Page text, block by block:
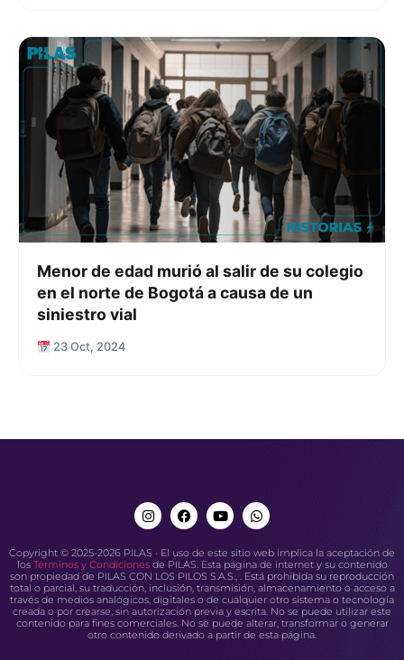
Menor de edad murió al salir de su colegio
en el norte de Bogotá a causa de un
siniestro vial
23 Oct, 2024
Copyright © 2025-2026 PILAS · El uso de este sitio web implica la aceptación de
los Términos y Condicionesde PILAS. Esta página de internet y su contenido
son propiedad de PILAS CON LOS PILOS S.A.S., . Está prohibida su reproducción
total o parcial, su traducción, inclusión, transmisión, almacenamiento o acceso a
través de medios analógicos, digitales o de cualquier otro sistema o tecnología
creada o por crearse, sin autorización previa y escrita. No se puede utilizar este
contenido para fines comerciales. No se puede alterar, transformar o generar
otro contenido derivado a partir de esta página.